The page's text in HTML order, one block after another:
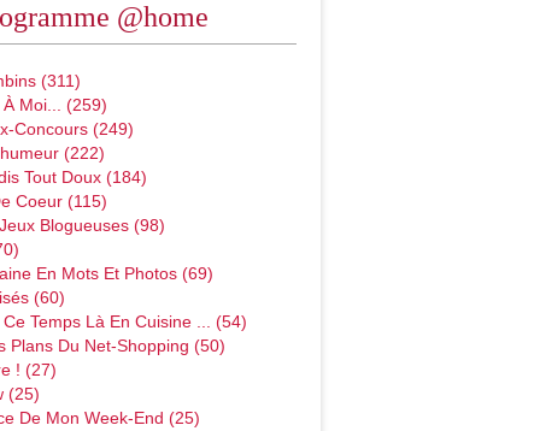
@home
(311)
À Moi... (259)
Concours (249)
(222)
Tout Doux (184)
Coeur (115)
Blogueuses (98)
En Mots Et Photos (69)
(60)
Temps Là En Cuisine ... (54)
Plans Du Net-Shopping (50)
! (27)
(25)
De Mon Week-End (25)